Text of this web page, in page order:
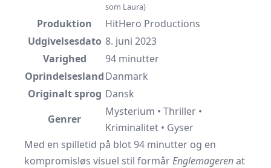
som Laura)
Produktion
HitHero Productions
Udgivelsesdato 8. juni 2023
Varighed
94 minutter
OprindelseslandDanmark
Originalt sprog Dansk
Genrer
Mysterium • Thriller •
Kriminalitet • Gyser
Med en spilletid på blot 94 minutter og en
kompromisløs visuel stil formårEnglemagerenat